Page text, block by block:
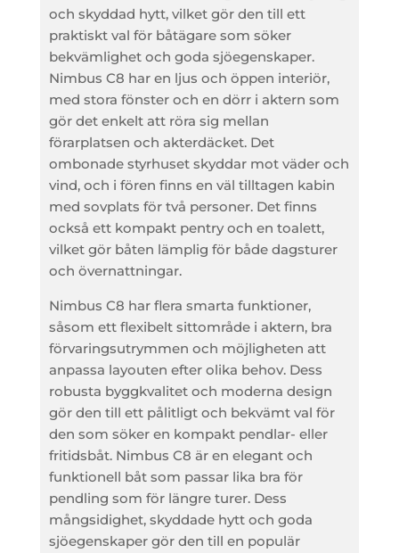
och skyddad hytt, vilket gör den till ett
praktiskt val för båtägare som söker
bekvämlighet och goda sjöegenskaper.
Nimbus C8 har en ljus och öppen interiör,
med stora fönster och en dörr i aktern som
gör det enkelt att röra sig mellan
förarplatsen och akterdäcket. Det
ombonade styrhuset skyddar mot väder och
vind, och i fören finns en väl tilltagen kabin
med sovplats för två personer. Det finns
också ett kompakt pentry och en toalett,
vilket gör båten lämplig för både dagsturer
och övernattningar.
Nimbus C8 har flera smarta funktioner,
såsom ett flexibelt sittområde i aktern, bra
förvaringsutrymmen och möjligheten att
anpassa layouten efter olika behov. Dess
robusta byggkvalitet och moderna design
gör den till ett pålitligt och bekvämt val för
den som söker en kompakt pendlar- eller
fritidsbåt. Nimbus C8 är en elegant och
funktionell båt som passar lika bra för
pendling som för längre turer. Dess
mångsidighet, skyddade hytt och goda
sjöegenskaper gör den till en populär